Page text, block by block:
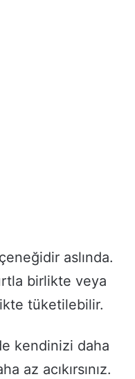
aslında.
birlikte veya
tüketilebilir.
kendinizi daha
az acıkırsınız.